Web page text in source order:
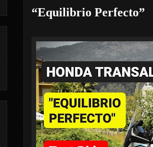
“Equilibrio Perfecto”